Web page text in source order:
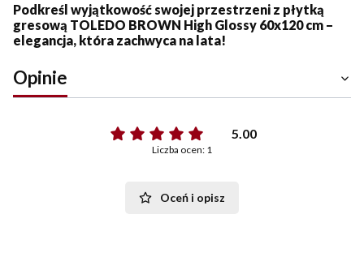
Podkreśl wyjątkowość swojej przestrzeni z płytką
gresową TOLEDO BROWN High Glossy 60x120 cm –
elegancja, która zachwyca na lata!
Opinie
5.00
Liczba ocen: 1
Oceń i opisz